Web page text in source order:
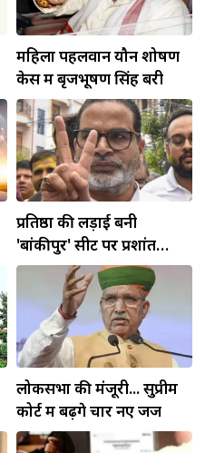
महिला पहलवान यौन शोषण
केस में बृजभूषण सिंह बरी
प्रतिष्ठा की लड़ाई बनी
'बांकीपुर' सीट पर प्रशांत
किशोर की जीत
लोकसभा की मंजूरी... सुप्रीम
कोर्ट में बढ़ेंगे चार नए जज